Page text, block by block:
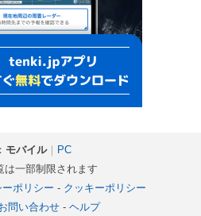
モバイル｜ PC
一部制限されます
ポリシー - クッキーポリシー
問い合わせ- ヘルプ